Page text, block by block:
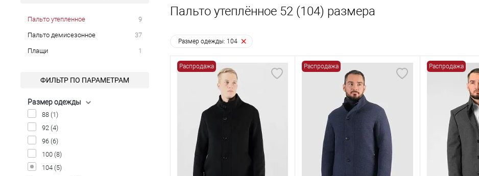
Пальто утепленное 9
Пальто демисезонное 37
Плащи 1
ФИЛЬТР ПО ПАРАМЕТРАМ
Размер одежды
88 (1)
92 (4)
96 (6)
100 (8)
104 (5)
Пальто утеплённое 52 (104) размера
Размер одежды: 104
Распродажа Распродажа Распродажа